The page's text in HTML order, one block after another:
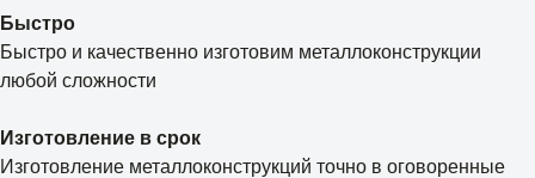
Быстро
Быстро и качественно изготовим металлоконструкции
любой сложности
Изготовление в срок
Изготовление металлоконструкций точно в оговоренные